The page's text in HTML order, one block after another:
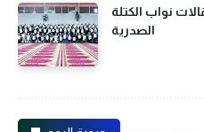
نواب الكتلة
الصدرية